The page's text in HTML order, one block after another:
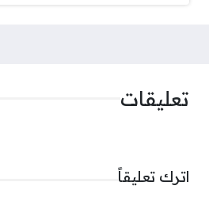
تعليقات
اترك تعليقاً